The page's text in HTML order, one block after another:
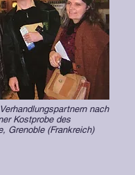
nach
Kostprobe des
Grenoble (Frankreich)